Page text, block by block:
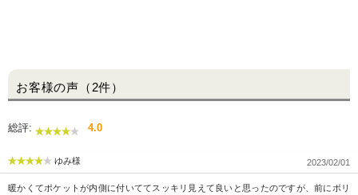
お客様の声（2件）
総評: 4.0
ゆみ様 2023/02/01
暖かくてポケットが内側に付いててスッキリ見えて良いと思ったのですが、前にボリ